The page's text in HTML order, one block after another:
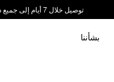
توصيل خلال 7 أيام إلى جميع دول الخليج
بشأننا